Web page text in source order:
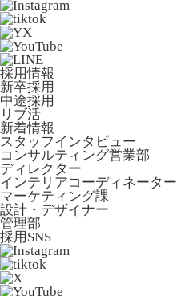
採用情報
新卒採用
中途採用
リブ活
新着情報
スタッフインタビュー
コンサルティング営業部
ディレクター
インテリアコーディネーター
マーケティング課
設計・デザイナー
管理部
採用SNS